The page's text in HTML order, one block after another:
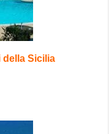
della Sicilia